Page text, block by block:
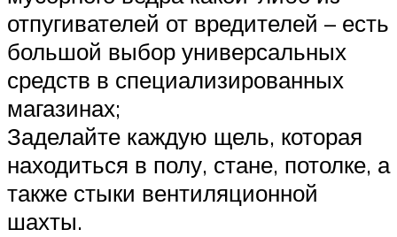
отпугивателей от вредителей – есть
большой выбор универсальных
средств в специализированных
магазинах;
Заделайте каждую щель, которая
находиться в полу, стане, потолке, а
также стыки вентиляционной
шахты.